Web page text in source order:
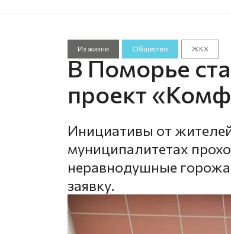
Из жизни Общество ЖКХ
В Поморье
проект
Инициативы от
муниципалитетах
неравнодушные
заявку.